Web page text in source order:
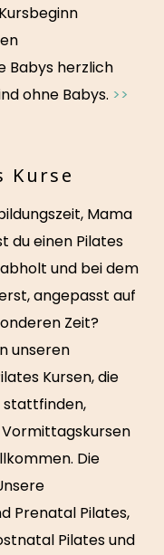
Babys herzlich
ohne Babys. >>
Kurse
Mama
du einen Pilates
und bei dem
angepasst auf
Zeit?
unseren
Kursen, die
stattfinden,
Die
Prenatal Pilates,
Pilates und